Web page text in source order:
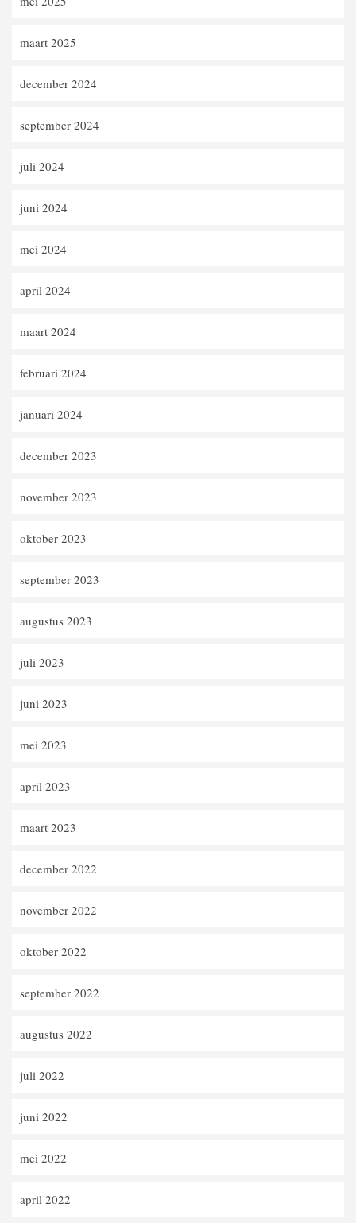
maart 2025
december 2024
september 2024
juli 2024
juni 2024
mei 2024
april 2024
maart 2024
februari 2024
januari 2024
december 2023
november 2023
oktober 2023
september 2023
augustus 2023
juli 2023
juni 2023
mei 2023
april 2023
maart 2023
december 2022
november 2022
oktober 2022
september 2022
augustus 2022
juli 2022
juni 2022
mei 2022
april 2022